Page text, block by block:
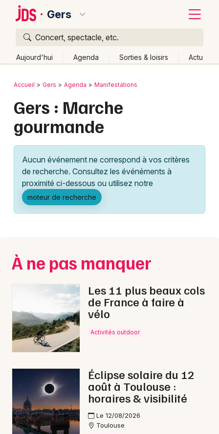
Gers
Concert, spectacle, etc.
Aujourd'hui Agenda Sorties & loisirs Actu
Publier un événement
Grands événements
Activité & Expérience
Manifestations
Foires & salons
Concerts
Sports
Soirées
Sorties famille
Sorties & loisirs
Marche gourmande en Midi-Pyrénées
Marche gourmande en Occitanie
Bordeaux
Colmar
Lille
Lyon
Marseille
Mulhouse
Nice
Toulouse
Toutes les villes
Retour
Accueil Gers Agenda Manifestations
Gers : Marche
gourmande
Aucun événement ne correspond à vos critères
de recherche. Consultez les événéments à
proximité ci-dessous ou utilisez notre
moteur de recherche
À ne pas manquer
Les 11 plus beaux cols
de France à faire à
vélo
Activités outdoor
Éclipse solaire du 12
août à Toulouse :
horaires & visibilité
Le 12/08/2026
Toulouse
Quoi ?
Où ?
Changer de lieu
Quand ?
Aujourd'hui
Demain Ce week-end Autre